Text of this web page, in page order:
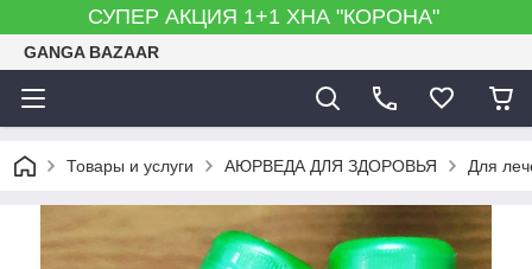
СУПЕР АКЦИЯ 1+1 ХНА "КОРОНА"
GANGA BAZAAR
Товары и услуги АЮРВЕДА ДЛЯ ЗДОРОВЬЯ Для